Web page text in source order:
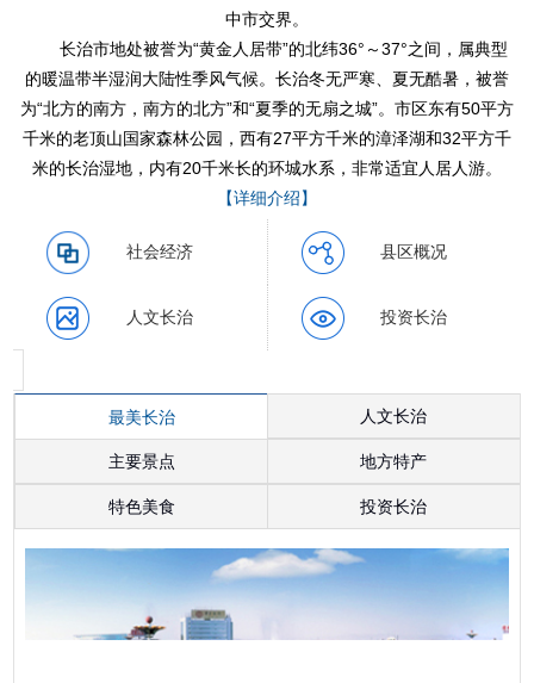
中市交界。
长治市地处被誉为“黄金人居带”的北纬36°～37°之间，属典型
的暖温带半湿润大陆性季风气候。长治冬无严寒、夏无酷暑，被誉
为“北方的南方，南方的北方”和“夏季的无扇之城”。市区东有50平方
千米的老顶山国家森林公园，西有27平方千米的漳泽湖和32平方千
米的长治湿地，内有20千米长的环城水系，非常适宜人居人游。
【详细介绍】
社会经济 县区概况
人文长治 投资长治
最美长治 人文长治
主要景点 地方特产
特色美食 投资长治